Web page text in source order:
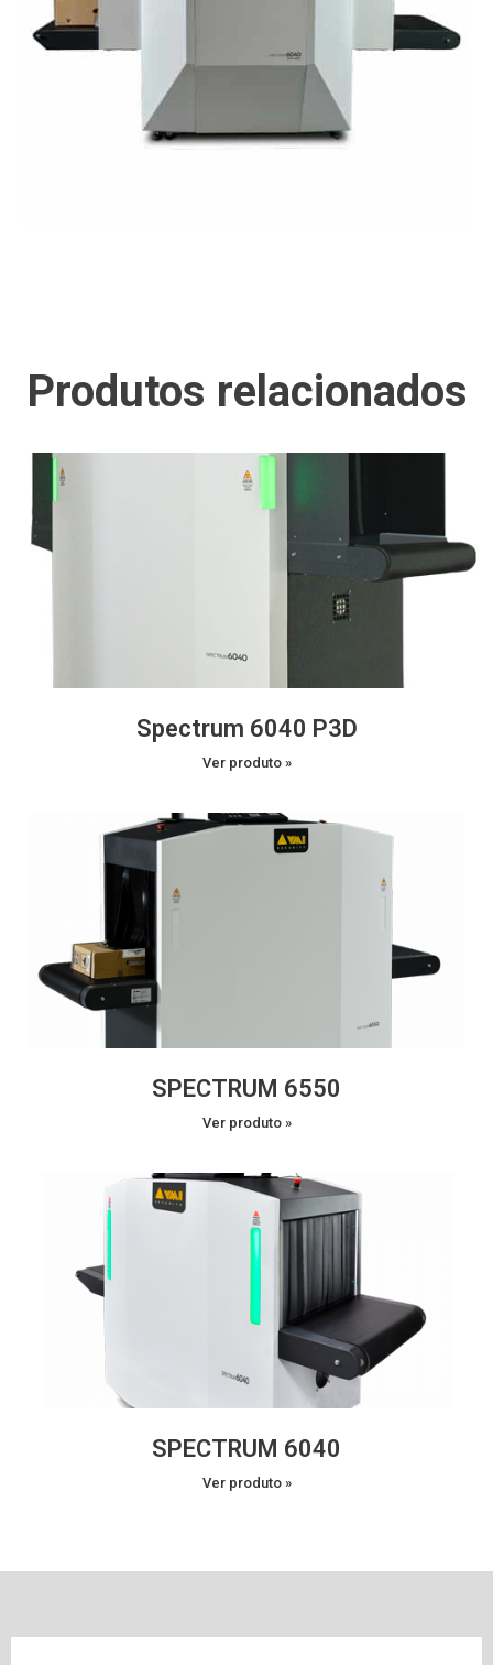
Produtos relacionados
Spectrum 6040 P3D
Ver produto »
SPECTRUM 6550
Ver produto »
SPECTRUM 6040
Ver produto »